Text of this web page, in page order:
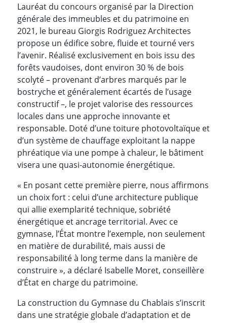
Lauréat du concours organisé par la Direction
générale des immeubles et du patrimoine en
2021, le bureau Giorgis Rodriguez Architectes
propose un édifice sobre, fluide et tourné vers
l’avenir. Réalisé exclusivement en bois issu des
forêts vaudoises, dont environ 30 % de bois
scolyté – provenant d’arbres marqués par le
bostryche et généralement écartés de l’usage
constructif –, le projet valorise des ressources
locales dans une approche innovante et
responsable. Doté d’une toiture photovoltaïque et
d’un système de chauffage exploitant la nappe
phréatique via une pompe à chaleur, le bâtiment
visera une quasi-autonomie énergétique.
« En posant cette première pierre, nous affirmons
un choix fort : celui d’une architecture publique
qui allie exemplarité technique, sobriété
énergétique et ancrage territorial. Avec ce
gymnase, l’État montre l’exemple, non seulement
en matière de durabilité, mais aussi de
responsabilité à long terme dans la manière de
construire », a déclaré Isabelle Moret, conseillère
d’État en charge du patrimoine.
La construction du Gymnase du Chablais s’inscrit
dans une stratégie globale d’adaptation et de